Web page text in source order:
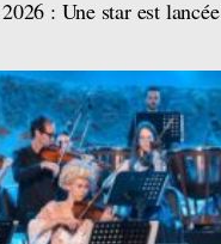
: Une star est lancée